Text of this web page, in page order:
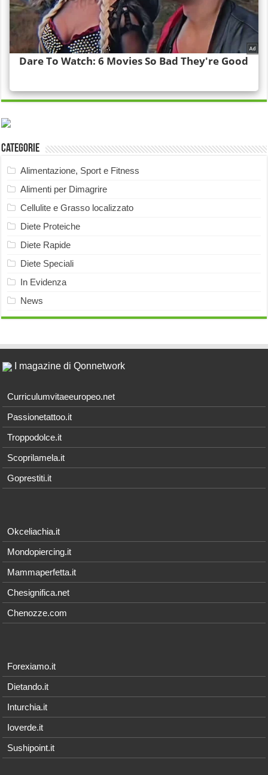
Categorie
Alimentazione, Sport e Fitness
Alimenti per Dimagrire
Cellulite e Grasso localizzato
Diete Proteiche
Diete Rapide
Diete Speciali
In Evidenza
News
I magazine di Qonnetwork
Curriculumvitaeeuropeo.net
Passionetattoo.it
Troppodolce.it
Scoprilamela.it
Goprestiti.it
Okceliachia.it
Mondopiercing.it
Mammaperfetta.it
Chesignifica.net
Chenozze.com
Forexiamo.it
Dietando.it
Inturchia.it
Ioverde.it
Sushipoint.it